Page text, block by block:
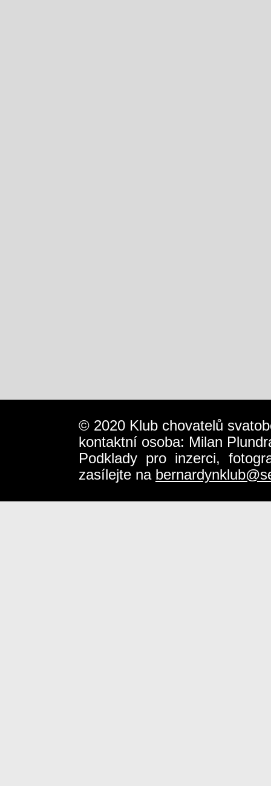
© 2020 Klub chovatelů
kontaktní osoba: Milan
Podklady pro inzerci,
zasílejte na